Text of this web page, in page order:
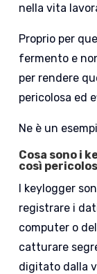
nella vita
Proprio per
fermento e
per rendere
pericolosa ed
Ne è un
Cosa sono i
così
I keylogger
registrare i
computer o
catturare
digitato dalla